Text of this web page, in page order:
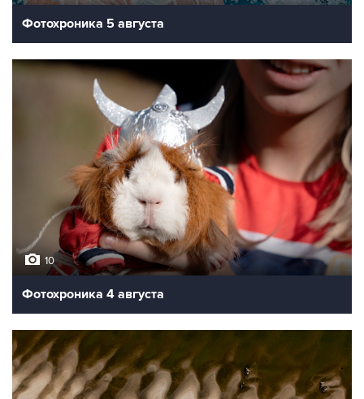
Фотохроника 5 августа
10
Фотохроника 4 августа